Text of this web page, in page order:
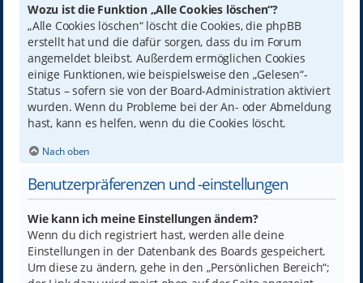
Wozu ist die Funktion „Alle Cookies löschen“?
„Alle Cookies löschen“ löscht die Cookies, die phpBB
erstellt hat und die dafür sorgen, dass du im Forum
angemeldet bleibst. Außerdem ermöglichen Cookies
einige Funktionen, wie beispielsweise den „Gelesen“-
Status – sofern sie von der Board-Administration aktiviert
wurden. Wenn du Probleme bei der An- oder Abmeldung
hast, kann es helfen, wenn du die Cookies löscht.
Nach oben
Benutzerpräferenzen und -einstellungen
Wie kann ich meine Einstellungen ändern?
Wenn du dich registriert hast, werden alle deine
Einstellungen in der Datenbank des Boards gespeichert.
Um diese zu ändern, gehe in den „Persönlichen Bereich“;